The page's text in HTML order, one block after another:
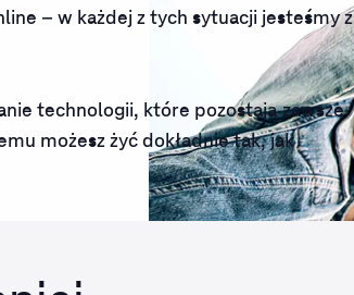
– w każdej z tych sytuacji jesteśmy z
technologii, które pozostają zawsze
możesz żyć dokładnie tak, jak